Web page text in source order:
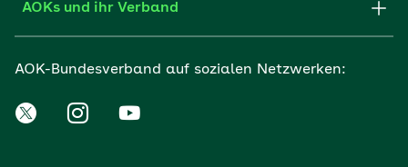
AOKs und ihr Verband
AOK-Bundesverband auf sozialen Netzwerken: